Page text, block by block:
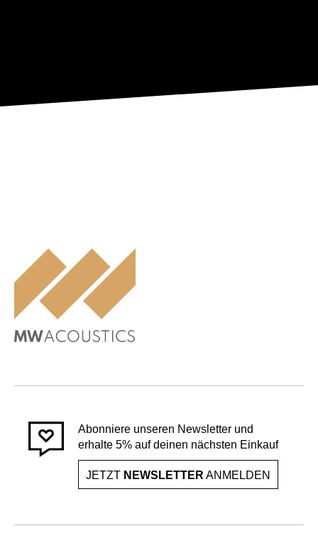
Abonniere unseren Newsletter und
erhalte 5% auf deinen nächsten Einkauf
JETZT NEWSLETTER ANMELDEN